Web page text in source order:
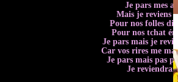
Je pars mes
Mais je reviens
Pour nos folles
Pour nos tchat
Je pars mais je
Car vos rires me
Je pars mais pas
Je